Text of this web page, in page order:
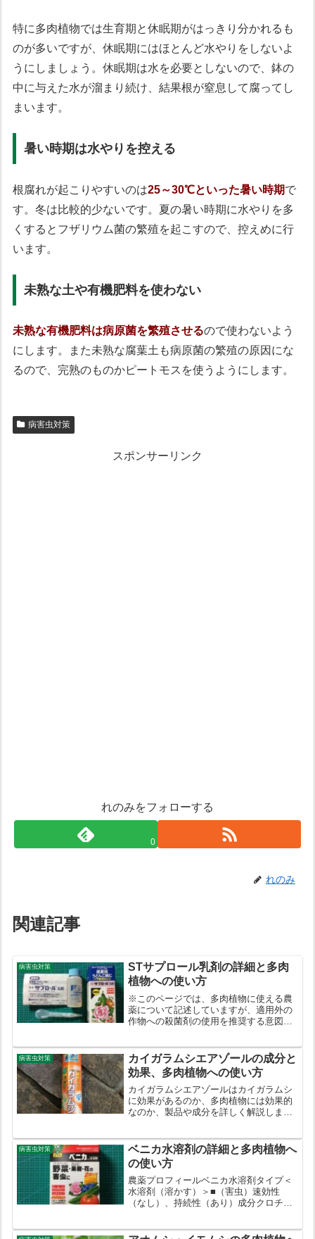
特に多肉植物では生育期と休眠期がはっきり分かれるも
のが多いですが、休眠期にはほとんど水やりをしないよ
うにしましょう。休眠期は水を必要としないので、鉢の
中に与えた水が溜まり続け、結果根が窒息して腐ってし
まいます。
暑い時期は水やりを控える
根腐れが起こりやすいのは25～30℃といった暑い時期で
す。冬は比較的少ないです。夏の暑い時期に水やりを多
くするとフザリウム菌の繁殖を起こすので、控えめに行
います。
未熟な土や有機肥料を使わない
未熟な有機肥料は病原菌を繁殖させるので使わないよう
にします。また未熟な腐葉土も病原菌の繁殖の原因にな
るので、完熟のものかピートモスを使うようにします。
病害虫対策
スポンサーリンク
れのみをフォローする
0
れのみ
関連記事
病害虫対策
STサプロール乳剤の詳細と多肉
植物への使い方
※このページでは、多肉植物に使える農
薬について記述していますが、適用外の
作物への殺菌剤の使用を推奨する意図は
の適用がない農薬を使うと農薬取締法に
抵触してしまうため、自己責...
病害虫対策
カイガラムシエアゾールの成分と
効果、多肉植物への使い方
カイガラムシエアゾールはカイガラムシ
に効果があるのか、多肉植物には効果的
なのか、製品や成分を詳しく解説しま
病害虫対策
ベニカ水溶剤の詳細と多肉植物へ
の使い方
農薬プロフィールベニカ水溶剤タイプ＜
水溶剤（溶かす）＞■（害虫）速効性
（なし）、持続性（あり）成分クロチア
ミウマ類、コガネムシ類、コナジラミ